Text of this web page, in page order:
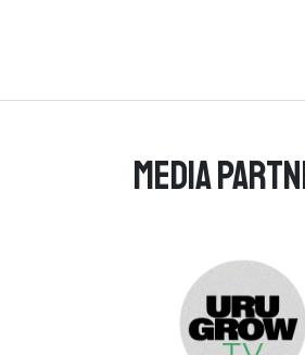
Media